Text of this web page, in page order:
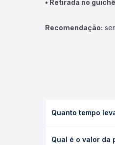
• Retirada no
Recomendação:
Quanto tempo
(convencional,
Qual é o valor da